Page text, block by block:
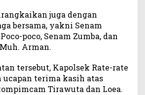
e
k
t
o
a
l
juga dengan
bersama, yakni Senam
poco, Senam Zumba, dan
Arman.
tersebut, Kapolsek Rate-rate
terima kasih atas
Tirawuta dan Loea.